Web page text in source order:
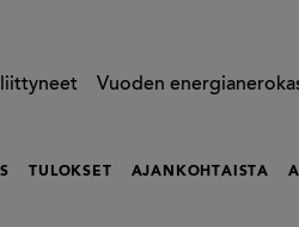
Vuoden
TULOKSET AJANKOHTAISTA